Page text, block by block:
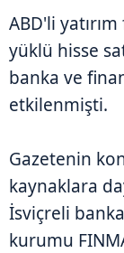
ABD'li
yüklü hisse
banka ve
etkilenmişti.
Gazetenin
kaynaklara
İsviçreli
kurumu